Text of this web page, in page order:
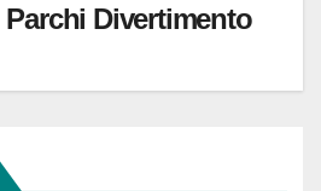
Parchi Divertimento